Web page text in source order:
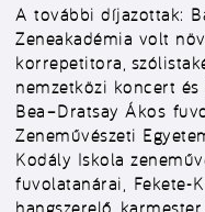
A további díjazottak:
Zeneakadémia volt
korrepetitora,
nemzetközi koncert
Bea–Dratsay Ákos
Zeneművészeti
Kodály Iskola
fuvolatanárai, Fekete-